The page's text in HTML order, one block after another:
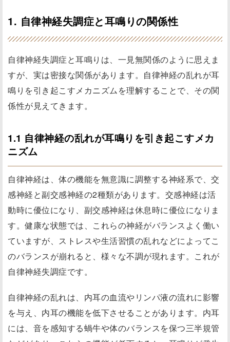
1. 自律神経失調症と耳鳴りの関係性
自律神経失調症と耳鳴りは、一見無関係のように思えま
すが、実は密接な関係があります。自律神経の乱れが耳
鳴りを引き起こすメカニズムを理解することで、その関
係性が見えてきます。
1.1 自律神経の乱れが耳鳴りを引き起こすメカ
ニズム
自律神経は、体の機能を無意識に調整する神経系で、交
感神経と副交感神経の2種類があります。交感神経は活
動時に優位になり、副交感神経は休息時に優位になりま
す。健康な状態では、これらの神経がバランスよく働い
ていますが、ストレスや生活習慣の乱れなどによってこ
のバランスが崩れると、様々な不調が現れます。これが
自律神経失調症です。
自律神経の乱れは、内耳の血流やリンパ液の流れに影響
を与え、内耳の機能を低下させることがあります。内耳
には、音を感知する蝸牛や体のバランスを保つ三半規管